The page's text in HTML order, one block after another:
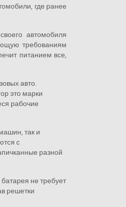
где ранее
автомобиля
требованиям
питанием все,
авто.
это марки
рабочие
так и
с
разной
батарея не требует
решетки